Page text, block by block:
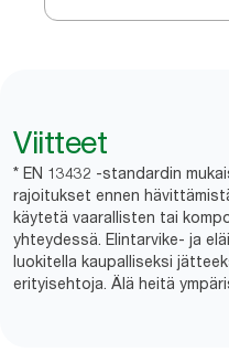
Viitteet
* EN 13432 -standardin
rajoitukset ennen
käytetä vaarallisten tai
yhteydessä. Elintarvike- ja
luokitella kaupalliseksi
erityisehtoja. Älä heitä